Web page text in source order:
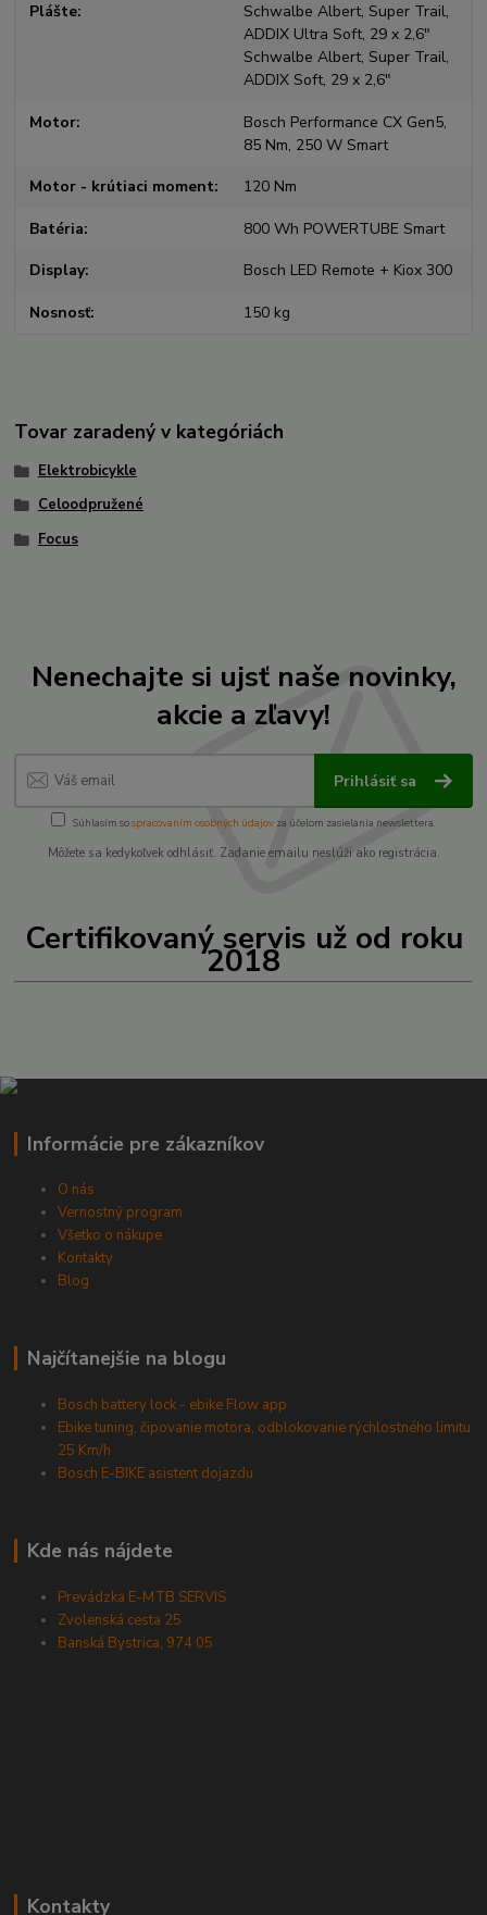
Plášte
Schwalbe Albert, Super Trail,
ADDIX Ultra Soft, 29 x 2,6"
Schwalbe Albert, Super Trail,
ADDIX Soft, 29 x 2,6"
Motor
Bosch Performance CX Gen5,
85 Nm, 250 W Smart
Motor - krútiaci moment 120 Nm
Batéria 800 Wh POWERTUBE Smart
Display Bosch LED Remote + Kiox 300
Nosnosť 150 kg
Tovar zaradený v kategóriách
Elektrobicykle
Celoodpružené
Focus
Nenechajte si ujsť naše novinky,
akcie a zľavy!
Prihlásiť sa
Súhlasím sospracovaním osobných údajov za účelom zasielania newslettera.
Môžete sa kedykoľvek odhlásiť. Zadanie emailu neslúži ako registrácia.
Certifikovaný servis už od roku
2018
Informácie pre zákazníkov
O nás
Vernostný program
Všetko o nákupe
Kontakty
Blog
Najčítanejšie na blogu
Bosch battery lock - ebike Flow app
Ebike tuning, čipovanie motora, odblokovanie rýchlostného limitu
25 Km/h
Bosch E-BIKE asistent dojazdu
Kde nás nájdete
Prevádzka E-MTB SERVIS
Zvolenská cesta 25
Banská Bystrica, 974 05
Kontakty